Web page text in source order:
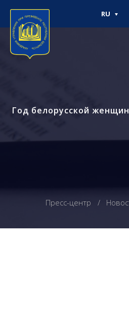
Год белорусской
RU
Пресс-центр